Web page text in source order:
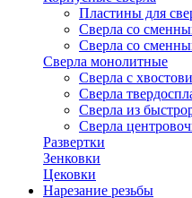
Пластины для
Сверла со
Сверла со
Сверла монолитные
Сверла с
Сверла
Сверла из
Сверла
Развертки
Зенковки
Цековки
Нарезание резьбы